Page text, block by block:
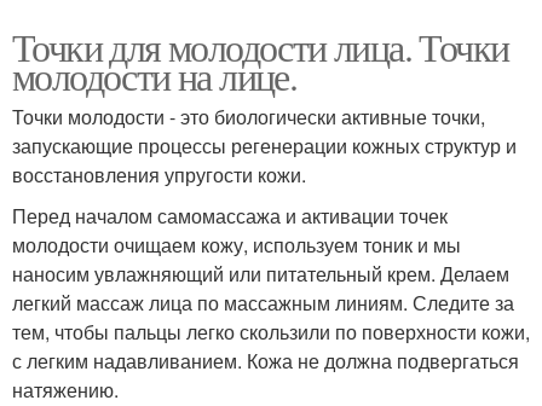
Точки для молодости лица. Точки
молодости на лице.
Точки молодости - это биологически активные точки,
запускающие процессы регенерации кожных структур и
восстановления упругости кожи.
Перед началом самомассажа и активации точек
молодости очищаем кожу, используем тоник и мы
наносим увлажняющий или питательный крем. Делаем
легкий массаж лица по массажным линиям. Следите за
тем, чтобы пальцы легко скользили по поверхности кожи,
с легким надавливанием. Кожа не должна подвергаться
натяжению.